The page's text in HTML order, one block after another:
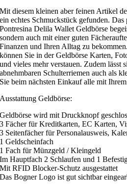
Mit diesem kleinen aber feinen Artikel
ein echtes Schmuckstück gefunden.
Pontresina Delila Wallet Geldbörse
sondern auch mit einer guten
Finanzen und Ihren Alltag zu
können Sie in der Geldbörse Karten,
und vieles mehr verstauen. Zudem lässt
abnehmbaren Schulterriemen auch als
Sie beim nächsten Einkauf alle mit
Ausstattung Geldbörse:
Geldbörse wird mit Druckknopf
3 Fächer für Kreditkarten, EC Karten,
3 Seitenfächer für Personalausweis,
1 Geldscheinfach
1 Fach für Münzgeld / Kleingeld
Im Hauptfach 2 Schlaufen und 1
Mit RFID Blocker-Schutz ausgestattet
Das Bogner Logo ist gut sichtbar